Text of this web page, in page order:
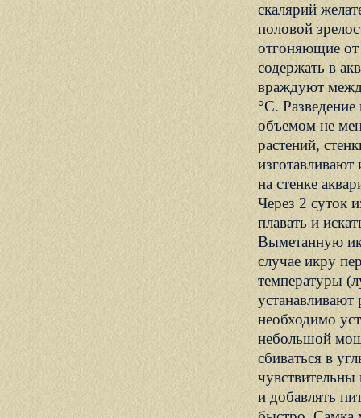
скалярий
половой
отгоняющие от
содержать в
враждуют
°С.
объемом не
растений,
на стенке
Через 2 суток
плавать и
Выметанную
случае икру
температуры
устанавливают
необходимо
небольшой
сбиваться в
и добавлять